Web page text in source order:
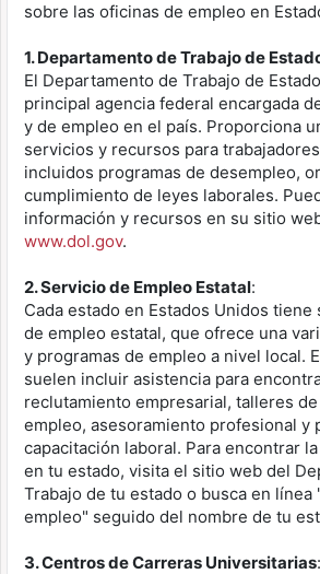
sobre las oficinas de empleo en
1. Departamento de Trabajo de
El Departamento de Trabajo de
principal agencia federal encargada
y de empleo en el país. Proporciona
servicios y recursos para
incluidos programas de desempleo,
cumplimiento de leyes laborales.
información y recursos en su sitio
www.dol.gov.
2. Servicio de Empleo Estatal:
Cada estado en Estados Unidos
de empleo estatal, que ofrece una
y programas de empleo a nivel local.
suelen incluir asistencia para
reclutamiento empresarial, talleres
empleo, asesoramiento profesional y
capacitación laboral. Para encontrar
en tu estado, visita el sitio web del
Trabajo de tu estado o busca en línea
empleo" seguido del nombre de tu
3. Centros de Carreras Universitarias: